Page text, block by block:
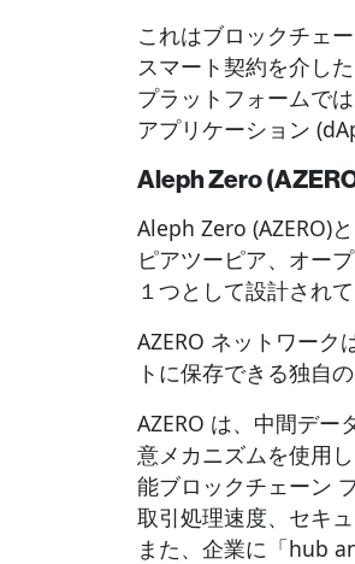
これはブロックチェ
スマート契約を介し
プラットフォームで
アプリケーション
Aleph Zero
Aleph Zero (AZERO)
ピアツーピア、オー
１つとして設計されて
AZERO ネットワーク
トに保存できる独自
AZERO は、中間デー
意メカニズムを使用
能ブロックチェーン
取引処理速度、セキ
また、企業に「hub